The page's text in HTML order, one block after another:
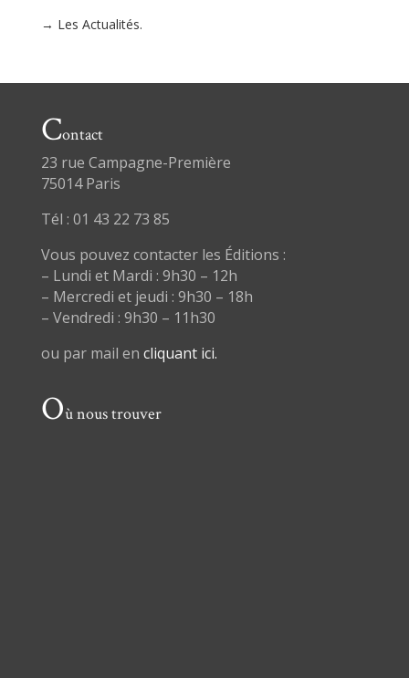
→ Les Actualités.
Contact
23 rue Campagne-Première
75014 Paris
Tél : 01 43 22 73 85
Vous pouvez contacter les Éditions :
– Lundi et Mardi : 9h30 – 12h
– Mercredi et jeudi : 9h30 – 18h
– Vendredi : 9h30 – 11h30
ou par mail en cliquant ici.
Où nous trouver